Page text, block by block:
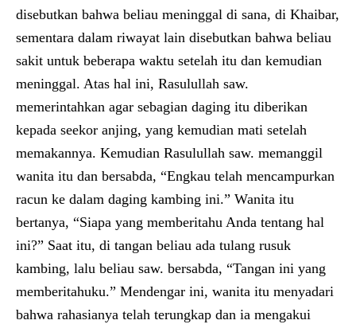
disebutkan bahwa beliau meninggal di sana, di Khaibar,
sementara dalam riwayat lain disebutkan bahwa beliau
sakit untuk beberapa waktu setelah itu dan kemudian
meninggal. Atas hal ini, Rasulullah saw.
memerintahkan agar sebagian daging itu diberikan
kepada seekor anjing, yang kemudian mati setelah
memakannya. Kemudian Rasulullah saw. memanggil
wanita itu dan bersabda, “Engkau telah mencampurkan
racun ke dalam daging kambing ini.” Wanita itu
bertanya, “Siapa yang memberitahu Anda tentang hal
ini?” Saat itu, di tangan beliau ada tulang rusuk
kambing, lalu beliau saw. bersabda, “Tangan ini yang
memberitahuku.” Mendengar ini, wanita itu menyadari
bahwa rahasianya telah terungkap dan ia mengakui